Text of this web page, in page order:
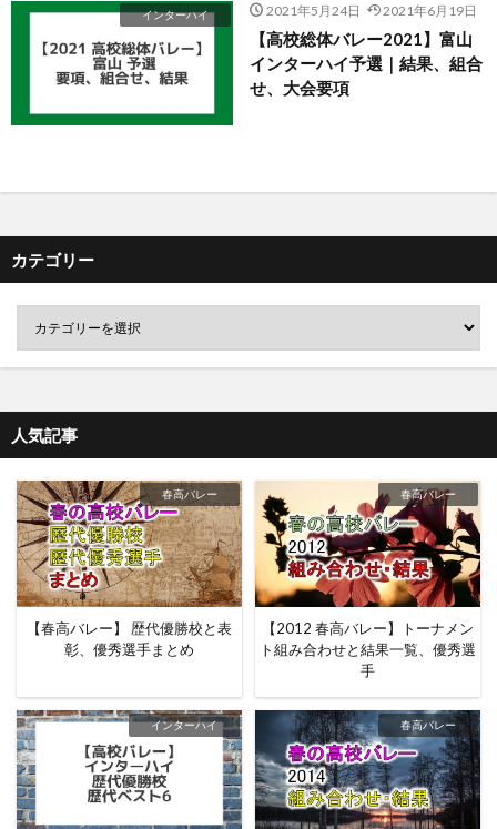
インターハイ 2021年5月24日 2021年6月19日
【高校総体バレー2021】富山
インターハイ予選｜結果、組合
せ、大会要項
カテゴリー
人気記事
春高バレー
【春高バレー】 歴代優勝校と表
彰、優秀選手まとめ
春高バレー
【2012 春高バレー】トーナメン
ト組み合わせと結果一覧、優秀選
手
インターハイ 春高バレー